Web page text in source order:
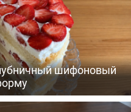
шифоновый